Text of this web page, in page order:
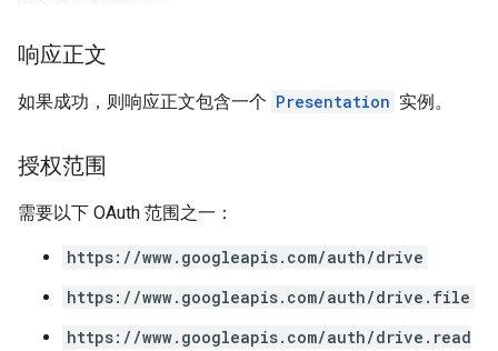
响应正文
如果成功，则响应正文包含一个 Presentation 实例。
授权范围
需要以下 OAuth 范围之一：
https://www.googleapis.com/auth/drive
https://www.googleapis.com/auth/drive.file
https://www.googleapis.com/auth/drive.read